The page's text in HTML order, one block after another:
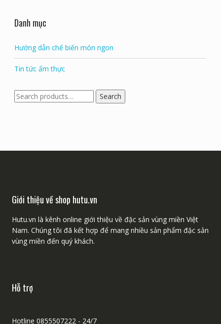
Danh mục
Hướng dẫn chế biến món ngon
Tin tức ẩm thực
Search
for:
Search
Giới thiệu về shop hutu.vn
Hutu.vn là kênh online giới thiệu về đặc sản vùng miền Việt
Nam. Chúng tôi đã kết hợp để mang nhiều sản phẩm đặc sản
vùng miền đến quý khách.
Hỗ trợ
Hotline 0855507222 - 24/7